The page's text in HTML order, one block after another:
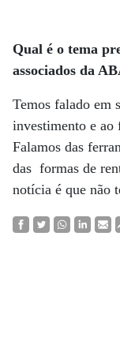
Qual é o tema
associados da
Temos falado em
investimento e ao
Falamos das
das formas de
notícia é que não